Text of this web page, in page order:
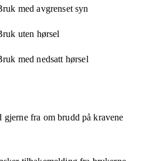
med avgrenset syn
uten hørsel
med nedsatt hørsel
gjerne fra om brudd på kravene